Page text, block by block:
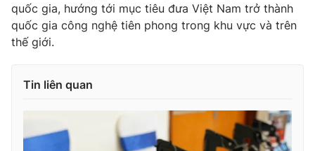
quốc gia, hướng tới mục tiêu đưa Việt Nam trở thành
quốc gia công nghệ tiên phong trong khu vực và trên
thế giới.
Tin liên quan